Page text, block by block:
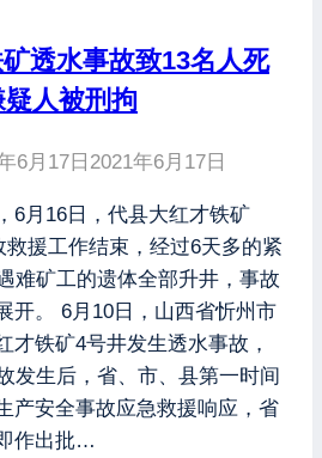
透水事故致13名人死
人被刑拘
6月17日 2021年6月17日
6月16日，代县大红才铁矿
救援工作结束，经过6天多的紧
难矿工的遗体全部升井，事故
开。 6月10日，山西省忻州市
才铁矿4号井发生透水事故，
发生后，省、市、县第一时间
产安全事故应急救援响应，省
作出批…